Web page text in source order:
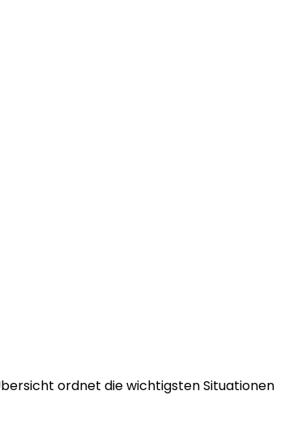
ordnet die wichtigsten Situationen